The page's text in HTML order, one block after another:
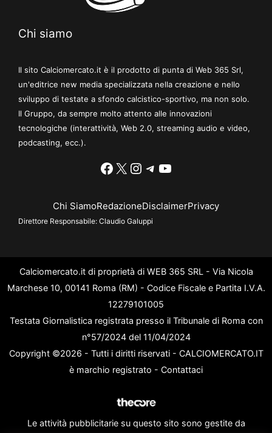
Chi siamo
Il sito Calciomercato.it è il prodotto di punta di Web 365 Srl,
un'editrice new media specializzata nella creazione e nello
sviluppo di testate a sfondo calcistico-sportivo, ma non solo.
Il Gruppo, da sempre molto attento alle innovazioni
tecnologiche (interattività, Web 2.0, streaming audio e video,
podcasting, ecc.).
Facebook
X Instagram
Telegram
YouTube
Chi SiamoRedazioneDisclaimerPrivacy
Direttore Responsabile: Claudio Galuppi
Calciomercato.it di proprietà di WEB 365 SRL - Via Nicola
Marchese 10, 00141 Roma (RM) - Codice Fiscale e Partita I.V.A.
12279101005
Testata Giornalistica registrata presso il Tribunale di Roma con
n°57/2024 del 11/04/2024
Copyright ©2026 - Tutti i diritti riservati - CALCIOMERCATO.IT
è marchio registrato - Contattaci
Le attività pubblicitarie su questo sito sono gestite da